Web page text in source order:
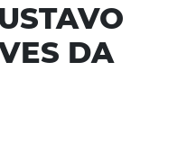
DA